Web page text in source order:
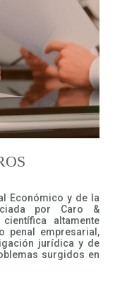
Económico y de la
por Caro &
altamente
penal empresarial,
jurídica y de
surgidos en